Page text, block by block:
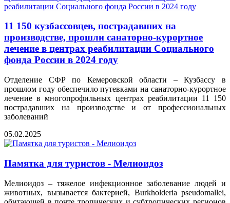
11 150 кузбассовцев, пострадавших на
производстве, прошли санаторно-курортное
лечение в центрах реабилитации Социального
фонда России в 2024 году
Отделение СФР по Кемеровской области – Кузбассу в
прошлом году обеспечило путевками на санаторно-курортное
лечение в многопрофильных центрах реабилитации 11 150
пострадавших на производстве и от профессиональных
заболеваний
05.02.2025
Памятка для туристов - Мелиоидоз
Мелиоидоз – тяжелое инфекционное заболевание людей и
животных, вызывается бактерией, Burkholderia pseudomallei,